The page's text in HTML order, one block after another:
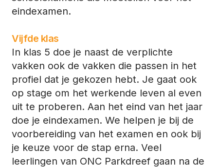
eindexamen.
Vijfde klas
In klas 5 doe je naast de verplichte
vakken ook de vakken die passen in het
profiel dat je gekozen hebt. Je gaat ook
op stage om het werkende leven al even
uit te proberen. Aan het eind van het jaar
doe je eindexamen. We helpen je bij de
voorbereiding van het examen en ook bij
je keuze voor de stap erna. Veel
leerlingen van ONC Parkdreef gaan na de